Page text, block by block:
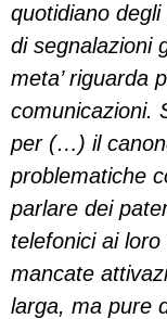
quotidiano
di segnalazioni
meta’ riguarda
comunicazioni.
per (…) il
problematiche
parlare dei
telefonici ai
mancate
larga, ma pure